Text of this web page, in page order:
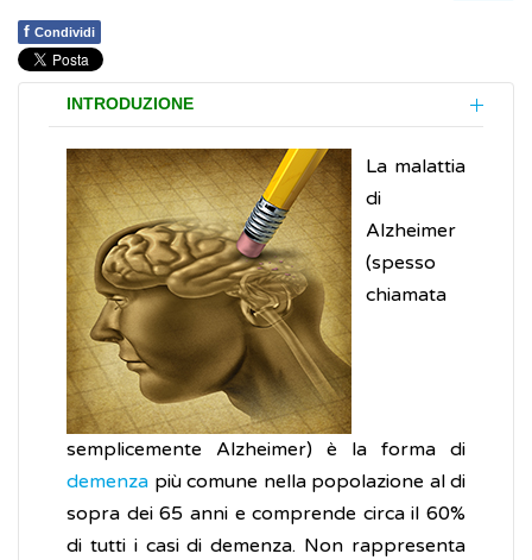
f Condividi
INTRODUZIONE
La malattia
di
Alzheimer
(spesso
chiamata
semplicemente Alzheimer) è la forma di
demenza più comune nella popolazione al di
sopra dei 65 anni e comprende circa il 60%
di tutti i casi di demenza. Non rappresenta